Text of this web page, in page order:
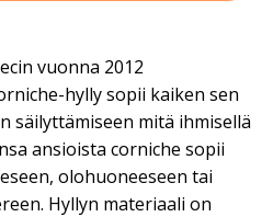
vuonna 2012
hylly sopii kaiken sen
säilyttämiseen mitä ihmisellä
ansioista corniche sopii
olohuoneeseen tai
Hyllyn materiaali on